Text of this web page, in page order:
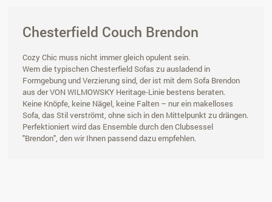
Chesterfield Couch Brendon
Cozy Chic muss nicht immer gleich opulent sein.
Wem die typischen Chesterfield Sofas zu ausladend in
Formgebung und Verzierung sind, der ist mit dem Sofa Brendon
aus der VON WILMOWSKY Heritage-Linie bestens beraten.
Keine Knöpfe, keine Nägel, keine Falten – nur ein makelloses
Sofa, das Stil verströmt, ohne sich in den Mittelpunkt zu drängen.
Perfektioniert wird das Ensemble durch den Clubsessel
"Brendon", den wir Ihnen passend dazu empfehlen.